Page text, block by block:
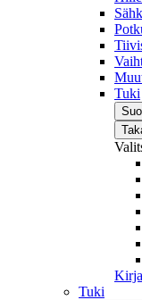
Tuki
Tuki